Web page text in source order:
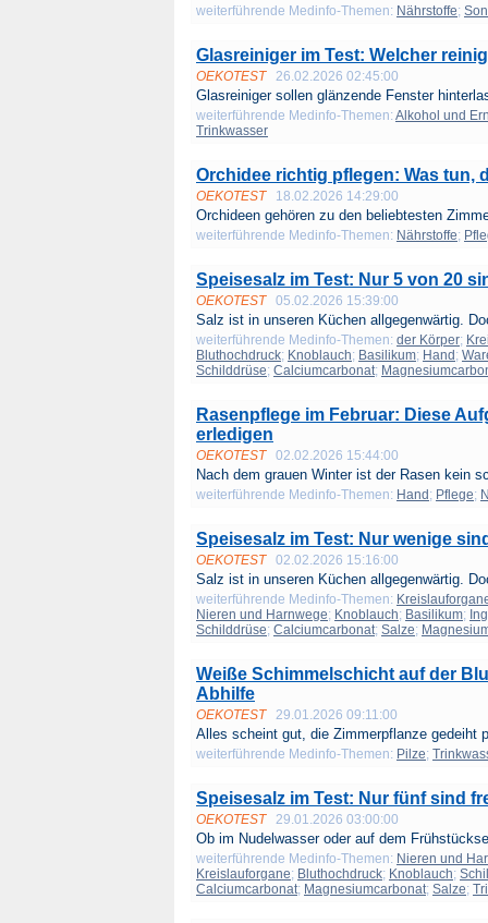
weiterführende Medinfo-Themen: Nährstoffe;
Glasreiniger im Test: Welcher
OEKOTEST 26.02.2026 02:45:00
Glasreiniger sollen glänzende Fenster
weiterführende Medinfo-Themen: Alkohol und
Trinkwasser
Orchidee richtig pflegen: Was tun,
OEKOTEST 18.02.2026 14:29:00
Orchideen gehören zu den beliebtesten
weiterführende Medinfo-Themen: Nährstoffe;
Speisesalz im Test: Nur 5 von 20
OEKOTEST 05.02.2026 15:39:00
Salz ist in unseren Küchen allgegenwärtig.
weiterführende Medinfo-Themen: der Körper;
Bluthochdruck; Knoblauch; Basilikum; Hand ;
Schilddrüse; Calciumcarbonat;
Rasenpflege im Februar: Diese
erledigen
OEKOTEST 02.02.2026 15:44:00
Nach dem grauen Winter ist der Rasen kein
weiterführende Medinfo-Themen: Hand ; Pflege;
Speisesalz im Test: Nur wenige
OEKOTEST 02.02.2026 15:16:00
Salz ist in unseren Küchen allgegenwärtig.
weiterführende Medinfo-Themen:
Nieren und Harnwege; Knoblauch; Basilikum;
Schilddrüse; Calciumcarbonat; Salze;
Weiße Schimmelschicht auf der
Abhilfe
OEKOTEST 29.01.2026 09:11:00
Alles scheint gut, die Zimmerpflanze gedeiht
weiterführende Medinfo-Themen: Pilze;
Speisesalz im Test: Nur fünf sind
OEKOTEST 29.01.2026 03:00:00
Ob im Nudelwasser oder auf dem
weiterführende Medinfo-Themen: Nieren und
Kreislauforgane; Bluthochdruck; Knoblauch;
Calciumcarbonat; Magnesiumcarbonat; Salze;